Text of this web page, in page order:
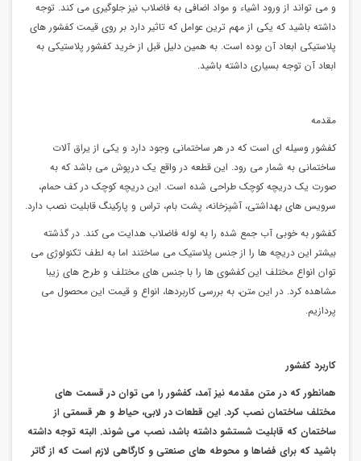
و می تواند از ورود اشیاء و مواد اضافی به فاضلاب نیز جلوگیری می کند. توجه
داشته باشید که یکی از مهم ترین عوامل که تاثیر دارد بر روی قیمت کفشور های
پلاستیکی ابعاد آن بوده است. به همین دلیل قبل از خرید کفشور پلاستیکی به
ابعاد آن توجه بسیاری داشته باشید.
مقدمه
کفشور وسیله ای است که در هر ساختمانی وجود دارد و یکی از یراق آلات
ساختمانی به شمار می رود. این قطعه در واقع یک درپوش می باشد که به
صورت یک دریچه کوچک طراحی شده است. این دریچه کوچک در کف حمام،
سرویس های بهداشتی، آشپزخانه، پشت بام، تراس و پارکینگ قابلیت نصب دارد.
کفشور به خوبی آب جمع شده را به لوله فاضلاب هدایت می کند. در گذشته
بیشتر این دریچه ها را از جنس پلاستیک می ساختند اما به لطف تکنولوژی می
توان انواع مختلف این کفشوی ها را با جنس های مختلف و طرح های زیبا
مشاهده کرد. در این متن، به بررسی کاربردها، انواع و قیمت این محصول می
پردازیم.
کاربرد کفشور
همانطور که در متن مقدمه نیز آمد، کفشور را می توان در قسمت های
مختلف ساختمان نصب کرد. این قطعات در لابی، حیاط و هر قسمتی از
ساختمان که قابلیت شستشو داشته باشد، نصب می شوند. البته توجه داشته
باشید که برای فضاها و محوطه های صنعتی و کارگاهی لازم است که از گاتر